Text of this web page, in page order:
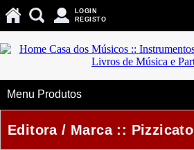
LOGIN
REGISTO
Menu Produtos
Editora / Marca :: Pizzicato